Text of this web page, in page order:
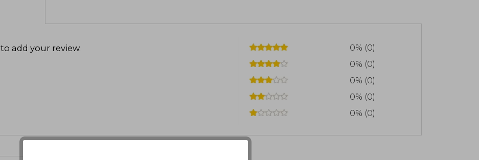
to add your review.
0% (0)
0% (0)
0% (0)
0% (0)
0% (0)